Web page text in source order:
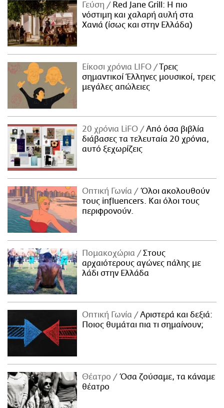
Γεύση
Red Jane Grill: Η πιο
νόστιμη και χαλαρή αυλή στα
Χανιά (ίσως και στην Ελλάδα)
Είκοσι χρόνια LIFO
Tρεις
σημαντικοί Έλληνες μουσικοί, τρεις
μεγάλες απώλειες
20 χρόνια LiFO
Από όσα βιβλία
διάβασες τα τελευταία 20 χρόνια,
αυτό ξεχωρίζεις
Οπτική Γωνία
Όλοι ακολουθούν
τους influencers. Και όλοι τους
περιφρονούν.
Πομακοχώρια
Στους
αρχαιότερους αγώνες πάλης με
λάδι στην Ελλάδα
Οπτική Γωνία
Αριστερά και δεξιά:
Ποιος θυμάται πια τι σημαίνουν;
Θέατρο
Όσα ζούσαμε, τα κάναμε
θέατρο